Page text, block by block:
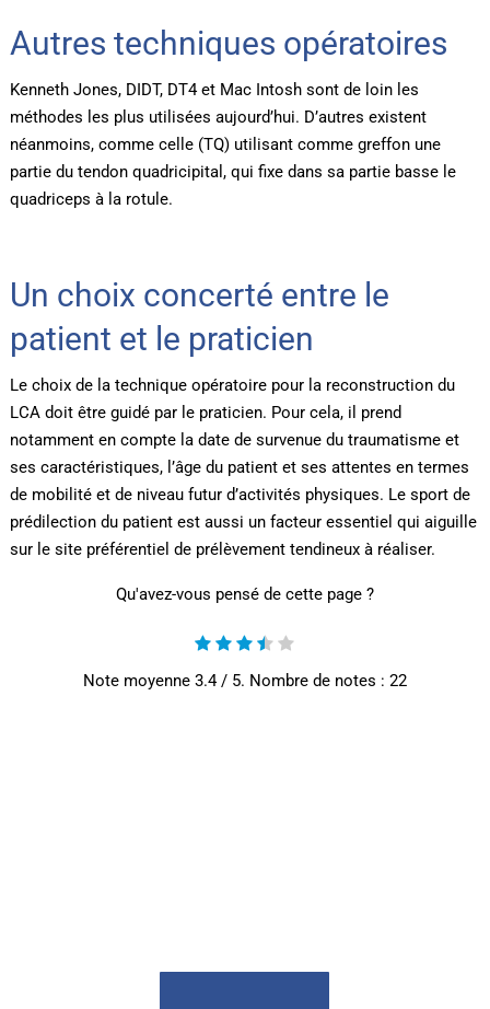
Autres techniques opératoires
Kenneth Jones, DIDT, DT4 et Mac Intosh sont de loin les
méthodes les plus utilisées aujourd’hui. D’autres existent
néanmoins, comme celle (TQ) utilisant comme greffon une
partie du tendon quadricipital, qui fixe dans sa partie basse le
quadriceps à la rotule.
Un choix concerté entre le
patient et le praticien
Le choix de la technique opératoire pour la reconstruction du
LCA doit être guidé par le praticien. Pour cela, il prend
notamment en compte la date de survenue du traumatisme et
ses caractéristiques, l’âge du patient et ses attentes en termes
de mobilité et de niveau futur d’activités physiques. Le sport de
prédilection du patient est aussi un facteur essentiel qui aiguille
sur le site préférentiel de prélèvement tendineux à réaliser.
Qu'avez-vous pensé de cette page ?
Note moyenne 3.4/ 5. Nombre de notes : 22